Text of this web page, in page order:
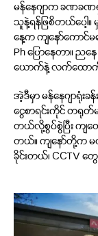
မန်နေဂျာက ခဏခဏ
သူနဲ့ရန်ဖြစိတယ်ပေါ့
နေ့က ကျနော်ကော
Ph ပြောနေတာ။ ည
ယောက်နဲ့ လက်ထောက်
အဲ့ဒီမှာ မန်နေဂျာရုံး
ငွေစာရင်းကိုင် တရုတ်
တယ်လို့စွပ်စွဲပြီး ကျတ
တယ်။ ကျနော်တို့က မ
ခိုင်းတယ်၊ CCTV တွ